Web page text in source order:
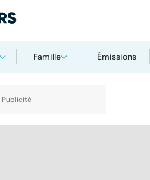
Famille Émissions